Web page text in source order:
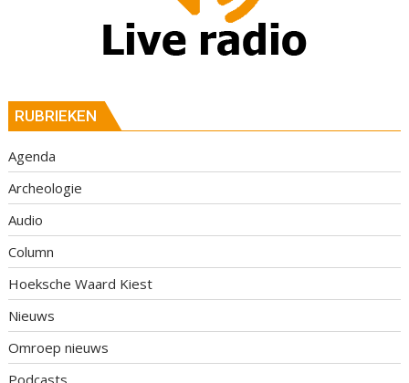
RUBRIEKEN
Agenda
Archeologie
Audio
Column
Hoeksche Waard Kiest
Nieuws
Omroep nieuws
Podcasts